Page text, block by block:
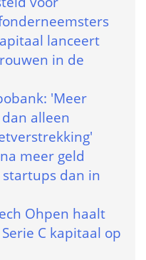
lanceert
in de
'Meer
alleen
meer geld
dan in
Ohpen haalt
C kapitaal op